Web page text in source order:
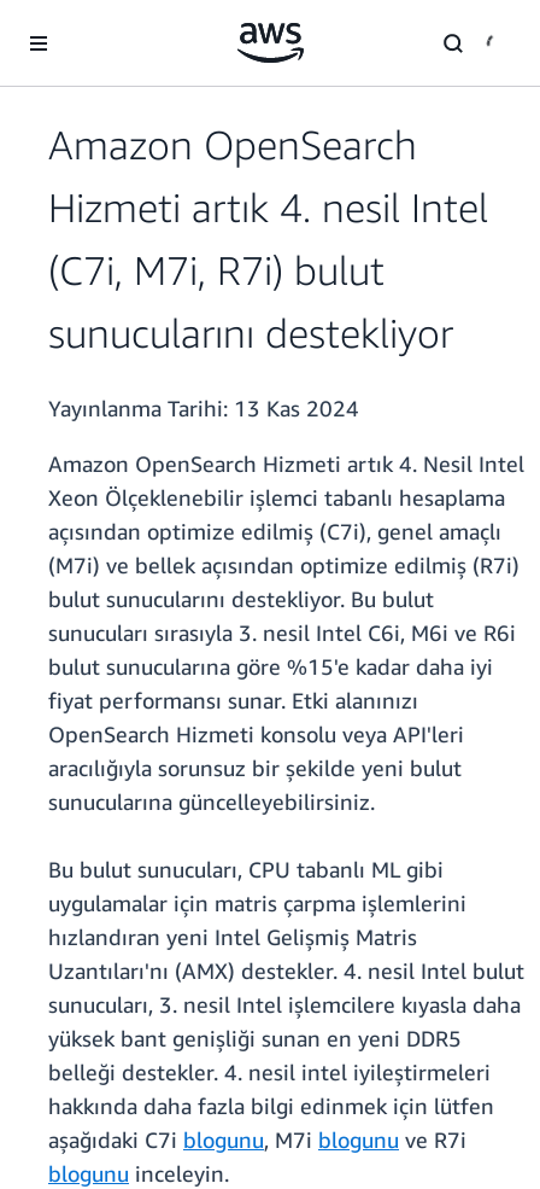
Amazon OpenSearch
Hizmeti artık 4. nesil Intel
(C7i, M7i, R7i) bulut
sunucularını destekliyor
Yayınlanma Tarihi: 13 Kas 2024
Amazon OpenSearch Hizmeti artık 4. Nesil Intel
Xeon Ölçeklenebilir işlemci tabanlı hesaplama
açısından optimize edilmiş (C7i), genel amaçlı
(M7i) ve bellek açısından optimize edilmiş (R7i)
bulut sunucularını destekliyor. Bu bulut
sunucuları sırasıyla 3. nesil Intel C6i, M6i ve R6i
bulut sunucularına göre %15'e kadar daha iyi
fiyat performansı sunar. Etki alanınızı
OpenSearch Hizmeti konsolu veya API'leri
aracılığıyla sorunsuz bir şekilde yeni bulut
sunucularına güncelleyebilirsiniz.
Bu bulut sunucuları, CPU tabanlı ML gibi
uygulamalar için matris çarpma işlemlerini
hızlandıran yeni Intel Gelişmiş Matris
Uzantıları'nı (AMX) destekler. 4. nesil Intel bulut
sunucuları, 3. nesil Intel işlemcilere kıyasla daha
yüksek bant genişliği sunan en yeni DDR5
belleği destekler. 4. nesil intel iyileştirmeleri
hakkında daha fazla bilgi edinmek için lütfen
aşağıdaki C7i blogunu, M7i blogunu ve R7i
blogunu inceleyin.